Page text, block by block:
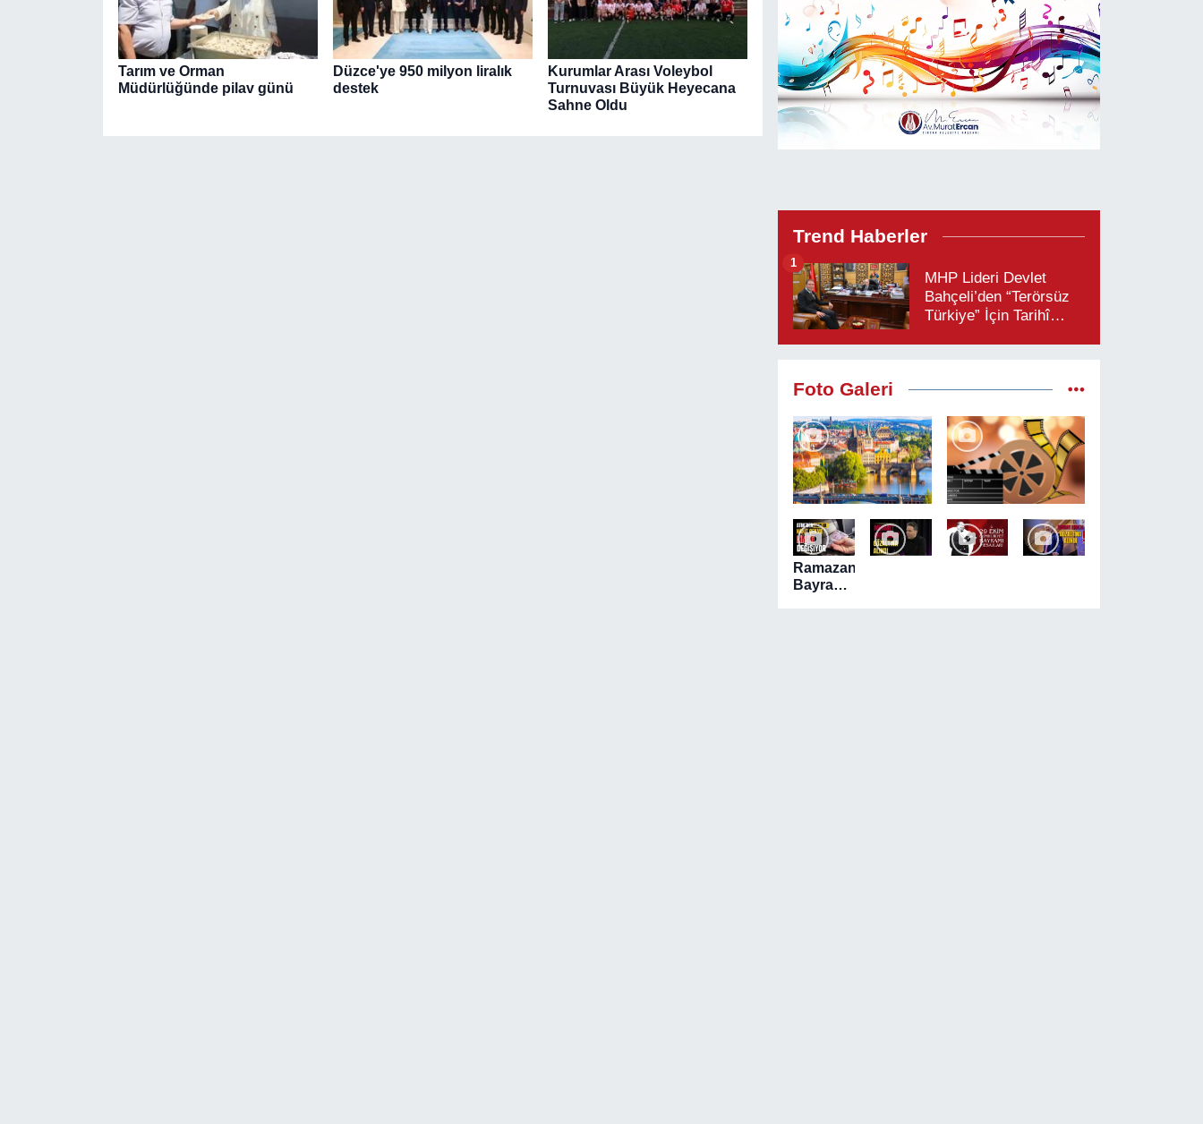
Tarım ve Orman
Müdürlüğünde pilav günü
Düzce'ye 950 milyon liralık
destek
Kurumlar Arası Voleybol
Turnuvası Büyük Heyecana
Sahne Oldu
Trend Haberler
MHP Lideri Devlet
Bahçeli’den “Terörsüz
Türkiye” İçin Tarihî
1
Foto Galeri
Ramazan
Bayramı